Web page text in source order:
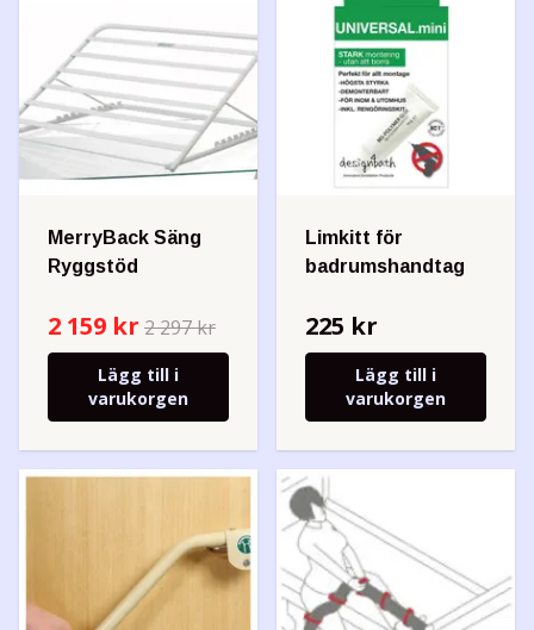
MerryBack Säng
Ryggstöd
2 159 kr 2 297 kr
Lägg till i
varukorgen
Limkitt för
badrumshandtag
225 kr
Lägg till i
varukorgen